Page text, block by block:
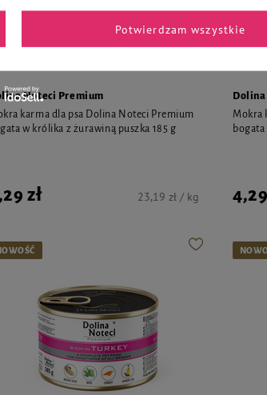
Noteci Premium
karma dla psa Dolina Noteci Premium
w królika z żurawiną puszka 185 g
zł 23,19 zł / kg
Mokra
bogata
Potwierdzam wszystkie